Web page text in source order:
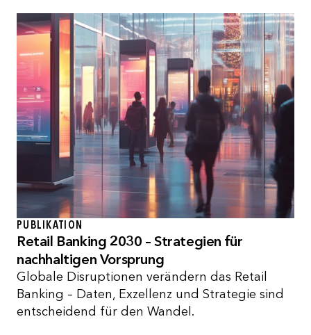
PUBLIKATION
Retail Banking 2030 – Strategien für
nachhaltigen Vorsprung
Globale Disruptionen verändern das Retail
Banking – Daten, Exzellenz und Strategie sind
entscheidend für den Wandel.